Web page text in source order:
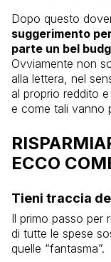
Dopo questo
suggerimento
parte un bel
Ovviamente non
alla lettera, nel
al proprio reddito
e come tali vanno
ECCO
Tieni traccia
Il primo passo per
di tutte le spese
quelle “fantasma”.